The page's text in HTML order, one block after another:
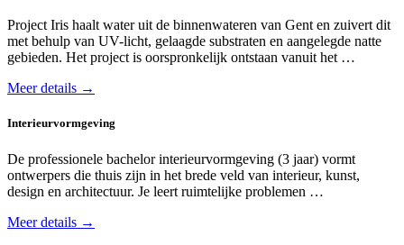
Project Iris haalt water uit de binnenwateren van Gent en zuivert dit
met behulp van UV-licht, gelaagde substraten en aangelegde natte
gebieden. Het project is oorspronkelijk ontstaan vanuit het …
Meer details →
Interieurvormgeving
De professionele bachelor interieur­vormgeving (3 jaar) vormt
ontwerpers die thuis zijn in het brede veld van interieur, kunst,
design en architectuur. Je leert ruimtelijke problemen …
Meer details →